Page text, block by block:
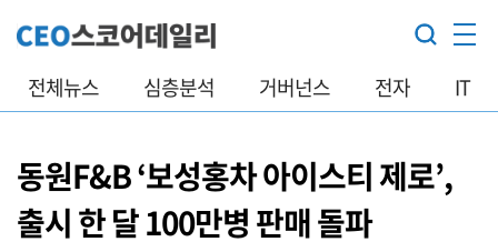
전체뉴스 심층분석 거버넌스 전자 IT
동원F&B ‘보성홍차 아이스티 제로’,
출시 한 달 100만병 판매 돌파